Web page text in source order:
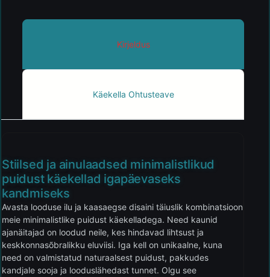
Kirjeldus
Käekella Ohtusteave
Stiilsed ja ainulaadsed minimalistlikud
puidust käekellad igapäevaseks
kandmiseks
Avasta looduse ilu ja kaasaegse disaini täiuslik kombinatsioon
meie minimalistlike puidust käekelladega. Need kaunid
ajanäitajad on loodud neile, kes hindavad lihtsust ja
keskkonnasõbralikku eluviisi. Iga kell on unikaalne, kuna
need on valmistatud naturaalsest puidust, pakkudes
kandjale sooja ja looduslähedast tunnet. Olgu see